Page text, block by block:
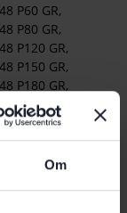
Om
P60 GR,
P80 GR,
P120 GR,
P150 GR,
P180 GR,
P220 GR,